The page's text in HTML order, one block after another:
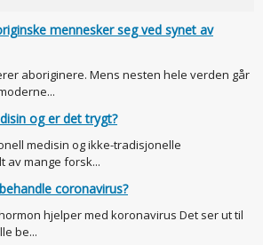
mennesker seg ved synet av
aboriginere. Mens nesten hele verden går
og er det trygt?
medisin og ikke-tradisjonelle
av mange forsk...
coronavirus?
hjelper med koronavirus Det ser ut til
be...